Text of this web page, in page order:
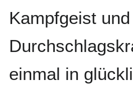
Kampfgeist
einmal in